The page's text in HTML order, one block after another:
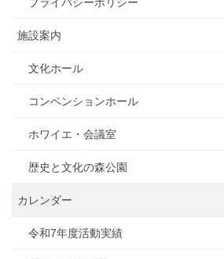
施設案内
文化ホール
コンベンションホール
ホワイエ・会議室
歴史と文化の森公園
カレンダー
令和7年度活動実績